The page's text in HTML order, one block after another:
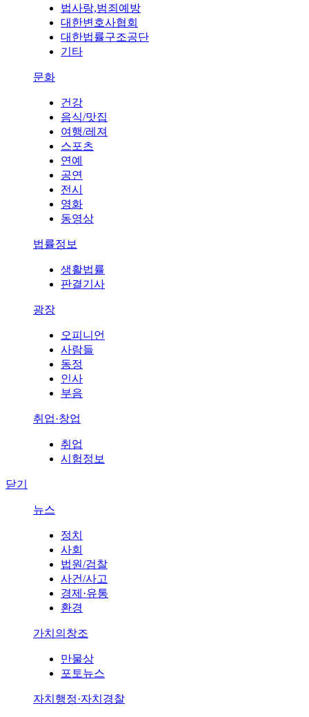
법사랑,범죄예방
대한변호사협회
대한법률구조공단
기타
문화
건강
음식/맛집
여행/레져
스포츠
연예
공연
전시
영화
동영상
법률정보
생활법률
판결기사
광장
오피니언
사람들
동정
인사
부음
취업·창업
취업
시험정보
닫기
뉴스
정치
사회
법원/검찰
사건/사고
경제·유통
환경
가치의창조
만물상
포토뉴스
자치행정·자치경찰